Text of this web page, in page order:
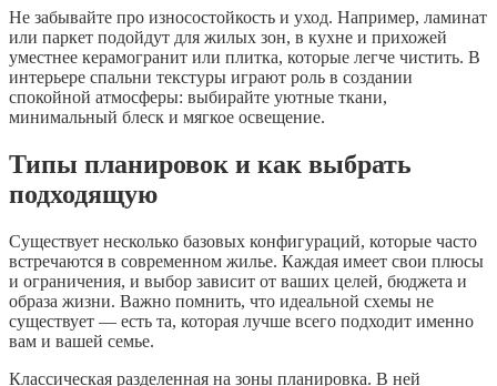
Не забывайте про износостойкость и уход. Например, ламинат
или паркет подойдут для жилых зон, в кухне и прихожей
уместнее керамогранит или плитка, которые легче чистить. В
интерьере спальни текстуры играют роль в создании
спокойной атмосферы: выбирайте уютные ткани,
минимальный блеск и мягкое освещение.
Типы планировок и как выбрать
подходящую
Существует несколько базовых конфигураций, которые часто
встречаются в современном жилье. Каждая имеет свои плюсы
и ограничения, и выбор зависит от ваших целей, бюджета и
образа жизни. Важно помнить, что идеальной схемы не
существует — есть та, которая лучше всего подходит именно
вам и вашей семье.
Классическая разделенная на зоны планировка. В ней